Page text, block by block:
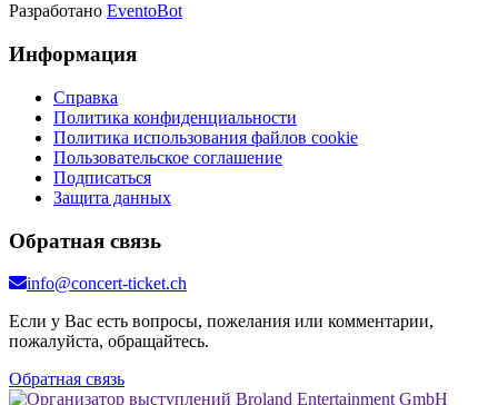
Разработано EventoBot
Информация
Справка
Политика конфиденциальности
Политика использования файлов cookie
Пользовательское соглашение
Подписаться
Защита данных
Обратная связь
info@concert-ticket.ch
Если у Вас есть вопросы, пожелания или комментарии,
пожалуйста, обращайтесь.
Обратная связь